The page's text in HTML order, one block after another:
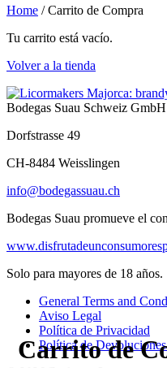
Home /Carrito de Compra
Carrito de
Tu carrito está vacío.
Volver a la tienda
Bodegas Suau Schweiz GmbH
Dorfstrasse 49
CH-8484 Weisslingen
info@bodegassuau.ch
Bodegas Suau promueve el
Solo para mayores de 18 años.
General Terms and
Aviso Legal
Política de Privacidad
Política de